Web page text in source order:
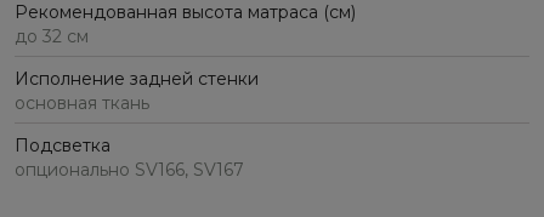
Рекомендованная высота матраса (см)
до 32 см
Исполнение задней стенки
основная ткань
Подсветка
опционально SV166, SV167